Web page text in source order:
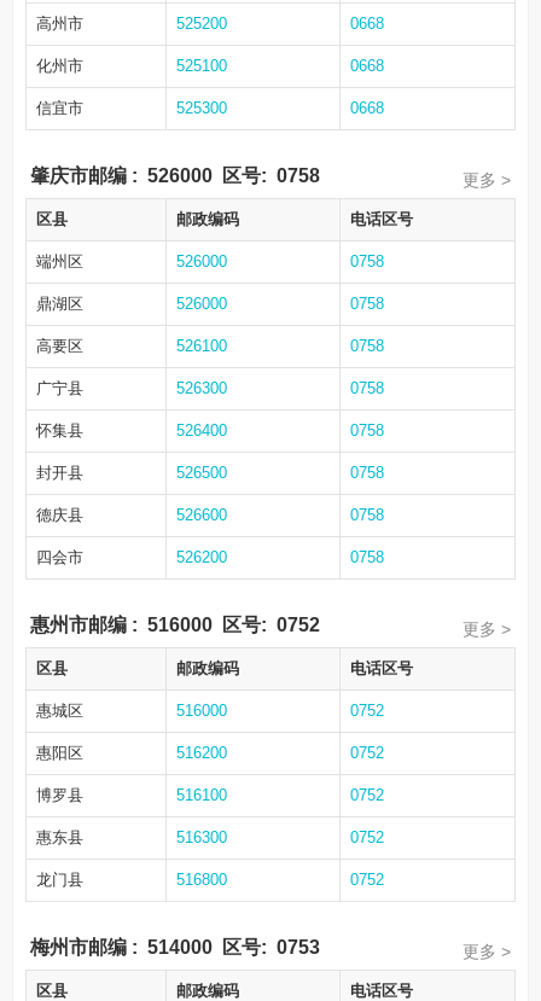
高州市 525200 0668
化州市 525100 0668
信宜市 525300 0668
肇庆市邮编 : 526000 区号: 0758 更多 >
区县 邮政编码 电话区号
端州区 526000 0758
鼎湖区 526000 0758
高要区 526100 0758
广宁县 526300 0758
怀集县 526400 0758
封开县 526500 0758
德庆县 526600 0758
四会市 526200 0758
惠州市邮编 : 516000 区号: 0752 更多 >
区县 邮政编码 电话区号
惠城区 516000 0752
惠阳区 516200 0752
博罗县 516100 0752
惠东县 516300 0752
龙门县 516800 0752
梅州市邮编 : 514000 区号: 0753 更多 >
区县 邮政编码 电话区号